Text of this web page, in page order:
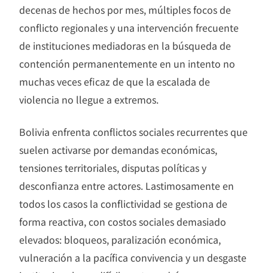
decenas de hechos por mes, múltiples focos de
conflicto regionales y una intervención frecuente
de instituciones mediadoras en la búsqueda de
contención permanentemente en un intento no
muchas veces eficaz de que la escalada de
violencia no llegue a extremos.
Bolivia enfrenta conflictos sociales recurrentes que
suelen activarse por demandas económicas,
tensiones territoriales, disputas políticas y
desconfianza entre actores. Lastimosamente en
todos los casos la conflictividad se gestiona de
forma reactiva, con costos sociales demasiado
elevados: bloqueos, paralización económica,
vulneración a la pacífica convivencia y un desgaste